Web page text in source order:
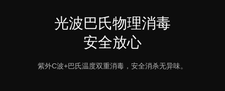
光波巴氏物理消毒
安全放心
紫外C波+巴氏温度双重消毒，安全消杀无异味。